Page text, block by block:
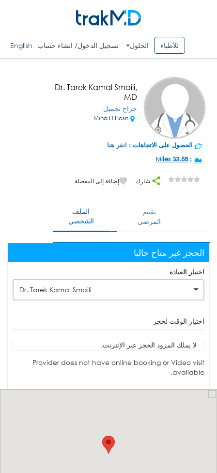
للأطباء الحلول تسجيل الدخول/ انشاء حساب English
Dr. Tarek Kamal Smaili,
MD
جراح تجميل
الحصول على الاتجاهات : انقر هنا
:
33.58 Miles
شارك إضافة إلى المفضلة
الملف
الشخصي
تقييم
المرضى
الحجز غير متاح حاليا
اختيار العيادة
Dr. Tarek Kamal Smaili
اختيار الوقت لحجز
لا يملك المزود الحجز عبر الإنترنت.
Provider does not have online booking or Video visit
available.